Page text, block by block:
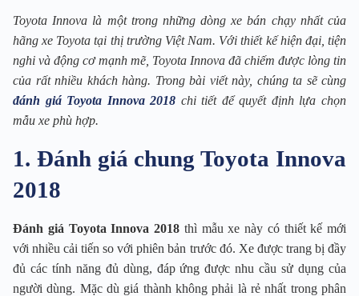
Toyota Innova là một trong những dòng xe bán chạy nhất của
hãng xe Toyota tại thị trường Việt Nam. Với thiết kế hiện đại, tiện
nghi và động cơ mạnh mẽ, Toyota Innova đã chiếm được lòng tin
của rất nhiều khách hàng. Trong bài viết này, chúng ta sẽ cùng
đánh giá Toyota Innova 2018 chi tiết để quyết định lựa chọn
mẫu xe phù hợp.
1. Đánh giá chung Toyota Innova
2018
Đánh giá Toyota Innova 2018 thì mẫu xe này có thiết kế mới
với nhiều cải tiến so với phiên bản trước đó. Xe được trang bị đầy
đủ các tính năng đủ dùng, đáp ứng được nhu cầu sử dụng của
người dùng. Mặc dù giá thành không phải là rẻ nhất trong phân